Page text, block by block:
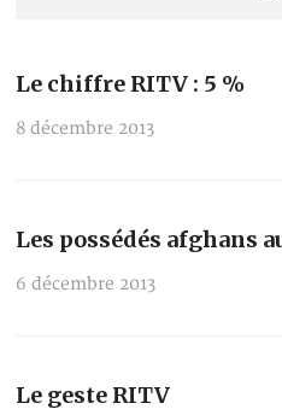
Le chiffre RITV : 5 %
8 décembre 2013
Les possédés afghans
6 décembre 2013
Le geste RITV